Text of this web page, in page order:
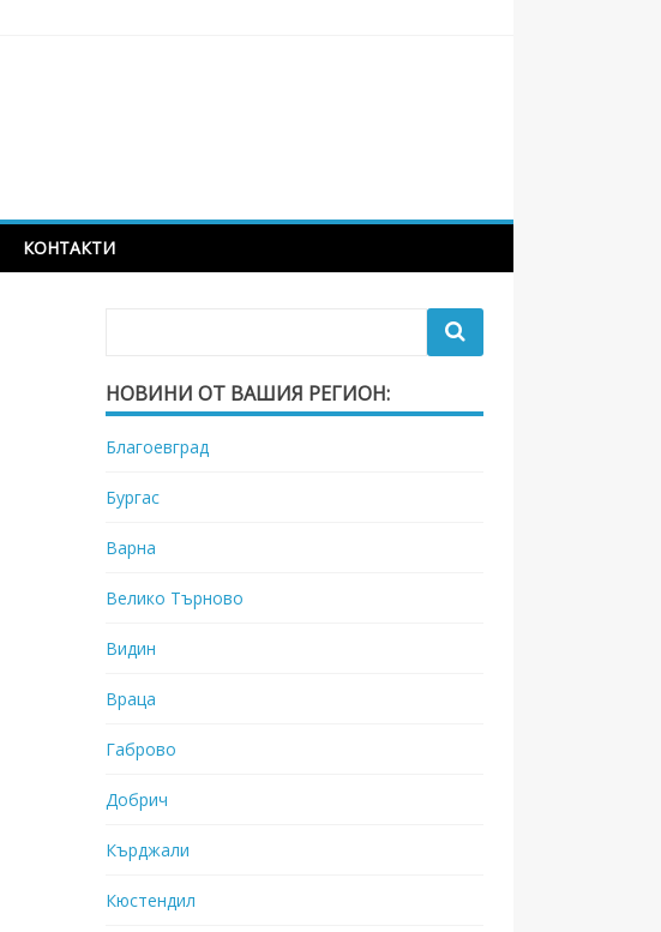
КОНТАКТИ
НОВИНИ ОТ ВАШИЯ РЕГИОН:
Благоевград
Бургас
Варна
Велико Търново
Видин
Враца
Габрово
Добрич
Кърджали
Кюстендил